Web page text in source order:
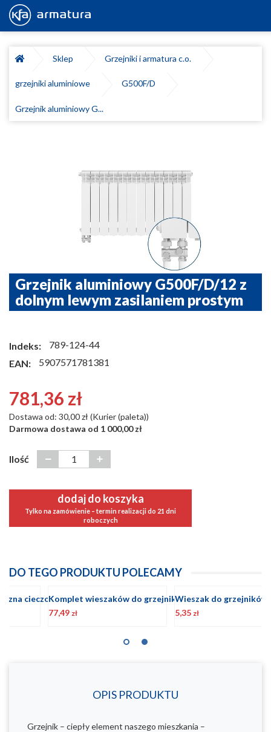
Sklep Grzejniki i armatura c.o.
grzejniki aluminiowe G500F/D
Grzejnik aluminiowy G...
Grzejnik aluminiowy G500F/D/12 z
dolnym lewym zasilaniem prostym
Indeks:
789-124-44
EAN:
5907571781381
781,36 zł
Dostawa od: 30,00 zł (Kurier (paleta))
Darmowa dostawa od 1 000,00 zł
Ilość
dodaj do koszyka
Tylko na zamówienie – termin realizacji do 21 dni
roboczych
DO TEGO PRODUKTU POLECAMY
Komplet wieszaków do grzejnika aluminiowego "500" w kolorze BIAŁYM
Wieszak do grzejników z kołkiem rozporowym BIAŁY 1szt.
OPIS PRODUKTU
Grzejnik – ciepły element naszego mieszkania –